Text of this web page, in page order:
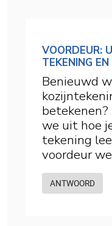
VOORDEUR:
TEKENING
Benieuwd
we uit hoe
tekening
voordeur
ANTWOORD